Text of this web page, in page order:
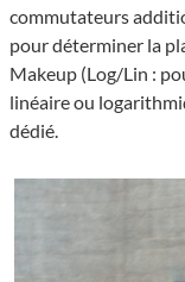
commutateurs
pour déterminer la
Makeup (Log/Lin :
linéaire ou
dédié.